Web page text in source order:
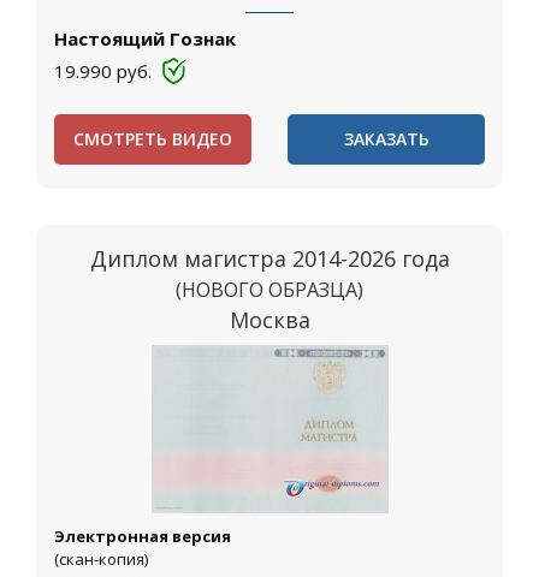
Настоящий Гознак
19.990 руб.
СМОТРЕТЬ ВИДЕО ЗАКАЗАТЬ
Диплом магистра 2014-2026 года
(НОВОГО ОБРАЗЦА)
Москва
Электронная версия
(скан-копия)